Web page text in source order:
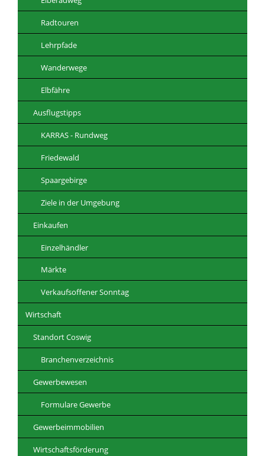
Radtouren
Lehrpfade
Wanderwege
Elbfähre
Ausflugstipps
KARRAS - Rundweg
Friedewald
Spaargebirge
Ziele in der Umgebung
Einkaufen
Einzelhändler
Märkte
Verkaufsoffener Sonntag
Wirtschaft
Standort Coswig
Branchenverzeichnis
Gewerbewesen
Formulare Gewerbe
Gewerbeimmobilien
Wirtschaftsförderung